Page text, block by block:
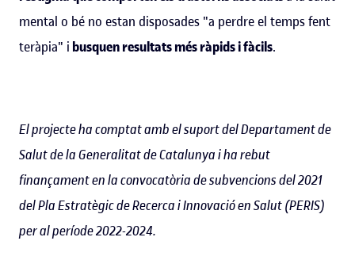
mental o bé no estan disposades "a perdre el temps fent
teràpia" i busquen resultats més ràpids i fàcils.
El projecte ha comptat amb el suport del Departament de
Salut de la Generalitat de Catalunya i ha rebut
finançament en la convocatòria de subvencions del 2021
del Pla Estratègic de Recerca i Innovació en Salut (PERIS)
per al període 2022-2024.